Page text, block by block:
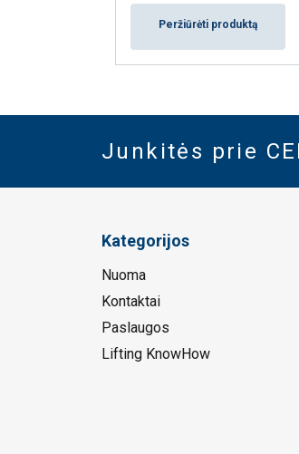
Peržiūrėti produktą
Junkitės prie
Kategorijos
Nuoma
Kontaktai
Paslaugos
Lifting KnowHow